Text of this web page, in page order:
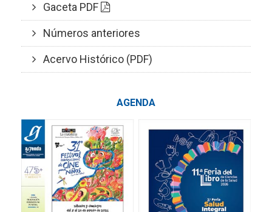
Gaceta PDF
Números anteriores
Acervo Histórico (PDF)
AGENDA